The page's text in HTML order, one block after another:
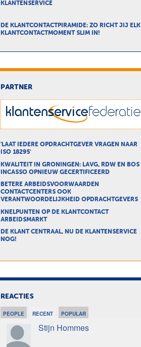
KLANTENSERVICE
DE KLANTCONTACTPIRAMIDE: ZO RICHT JIJ ELK
KLANTCONTACTMOMENT SLIM IN!
PARTNER
'LAAT IEDERE OPDRACHTGEVER VRAGEN NAAR
ISO 18295'
KWALITEIT IN GRONINGEN: LAVG, RDW EN BOS
INCASSO OPNIEUW GECERTIFICEERD
BETERE ARBEIDSVOORWAARDEN
CONTACTCENTERS OOK
VERANTWOORDELIJKHEID OPDRACHTGEVERS
KNELPUNTEN OP DE KLANTCONTACT
ARBEIDSMARKT
DE KLANT CENTRAAL, NU DE KLANTENSERVICE
NOG!
REACTIES
PEOPLE RECENT POPULAR
Stijn Hommes